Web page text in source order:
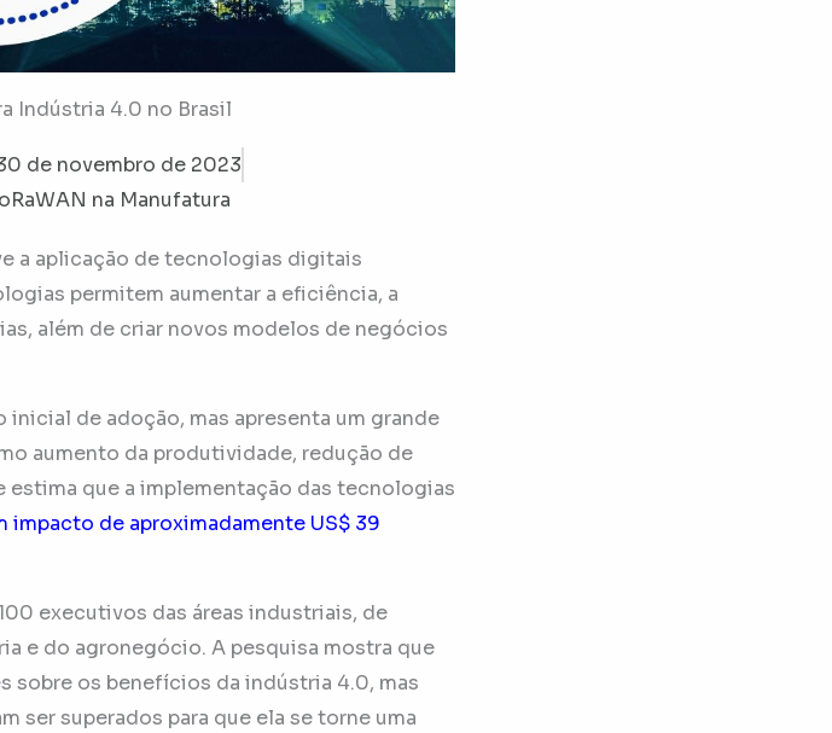
Indústria 4.0 no Brasil
de novembro de 2023
na Manufatura
a aplicação de tecnologias digitais
permitem aumentar a eficiência, a
além de criar novos modelos de negócios
de adoção, mas apresenta um grande
aumento da produtividade, redução de
que a implementação das tecnologias
impacto de aproximadamente US$ 39
executivos das áreas industriais, de
e do agronegócio. A pesquisa mostra que
sobre os benefícios da indústria 4.0, mas
ser superados para que ela se torne uma